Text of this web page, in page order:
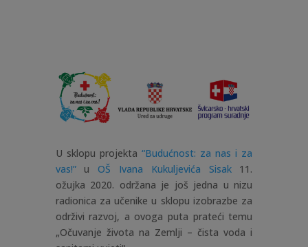
U sklopu projekta “Budućnost: za nas i za
vas!”uOŠ Ivana Kukuljevića Sisak11.
ožujka 2020. održana je još jedna u nizu
radionica za učenike u sklopu izobrazbe za
održivi razvoj, a ovoga puta prateći temu
„Očuvanje života na Zemlji – čista voda i